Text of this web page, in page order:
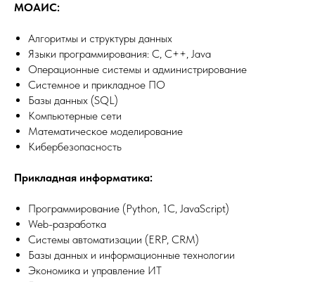
МОАИС:
Алгоритмы и структуры данных
Языки программирования: C, C++, Java
Операционные системы и администрирование
Системное и прикладное ПО
Базы данных (SQL)
Компьютерные сети
Математическое моделирование
Кибербезопасность
Прикладная информатика:
Программирование (Python, 1С, JavaScript)
Web-разработка
Системы автоматизации (ERP, CRM)
Базы данных и информационные технологии
Экономика и управление ИТ